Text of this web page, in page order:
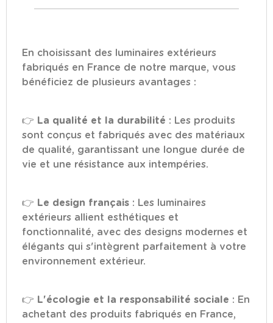
En choisissant des luminaires extérieurs
fabriqués en France de notre marque, vous
bénéficiez de plusieurs avantages :
👉 La qualité et la durabilité : Les produits
sont conçus et fabriqués avec des matériaux
de qualité, garantissant une longue durée de
vie et une résistance aux intempéries.
👉 Le design français : Les luminaires
extérieurs allient esthétiques et
fonctionnalité, avec des designs modernes et
élégants qui s'intègrent parfaitement à votre
environnement extérieur.
👉 L'écologie et la responsabilité sociale : En
achetant des produits fabriqués en France,